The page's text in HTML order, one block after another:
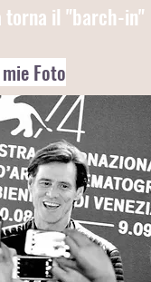
torna il "barch-in"
Foto